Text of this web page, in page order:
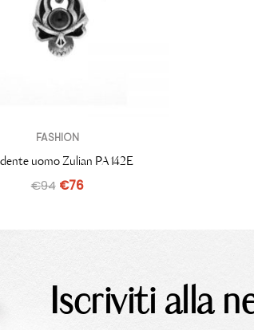
FASHION
uomo Zulian PA142E
€94 €76
Iscriviti alla